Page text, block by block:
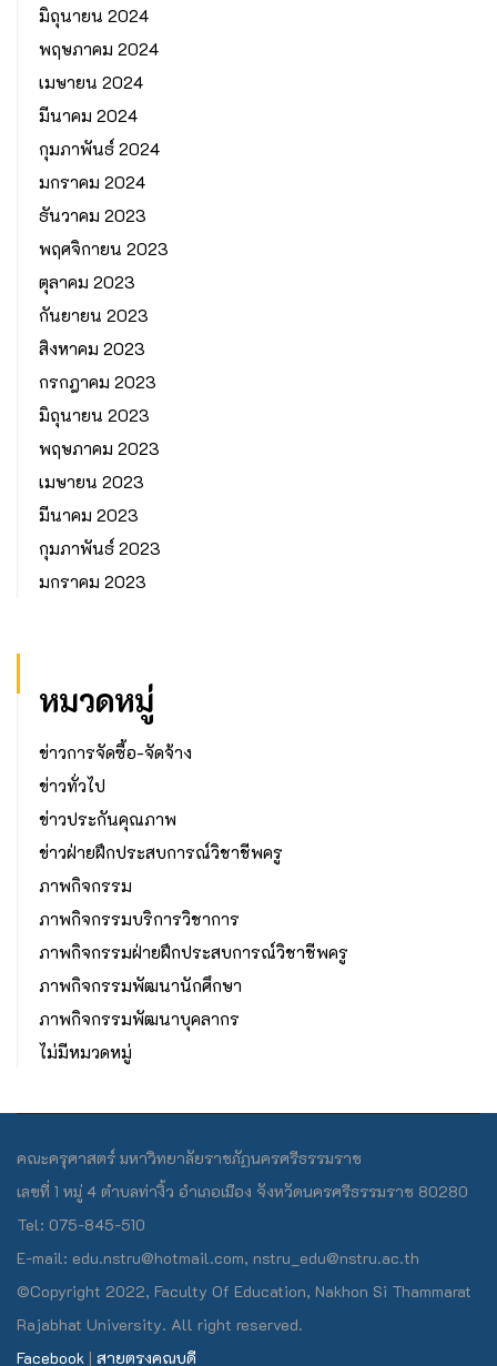
มิถุนายน 2024
พฤษภาคม 2024
เมษายน 2024
มีนาคม 2024
กุมภาพันธ์ 2024
มกราคม 2024
ธันวาคม 2023
พฤศจิกายน 2023
ตุลาคม 2023
กันยายน 2023
สิงหาคม 2023
กรกฎาคม 2023
มิถุนายน 2023
พฤษภาคม 2023
เมษายน 2023
มีนาคม 2023
กุมภาพันธ์ 2023
มกราคม 2023
หมวดหมู่
ข่าวการจัดซื้อ-จัดจ้าง
ข่าวทั่วไป
ข่าวประกันคุณภาพ
ข่าวฝ่ายฝึกประสบการณ์วิชาชีพครู
ภาพกิจกรรม
ภาพกิจกรรมบริการวิชาการ
ภาพกิจกรรมฝ่ายฝึกประสบการณ์วิชาชีพครู
ภาพกิจกรรมพัฒนานักศึกษา
ภาพกิจกรรมพัฒนาบุคลากร
ไม่มีหมวดหมู่
คณะครุศาสตร์ มหาวิทยาลัยราชภัฏนครศรีธรรมราช
เลขที่ 1 หมู่ 4 ตำบลท่างิ้ว อำเภอเมือง จังหวัดนครศรีธรรมราช 80280
Tel: 075-845-510
E-mail: edu.nstru@hotmail.com, nstru_edu@nstru.ac.th
©Copyright 2022, Faculty Of Education, Nakhon Si Thammarat
Rajabhat University. All right reserved.
Facebook | สายตรงคณบดี